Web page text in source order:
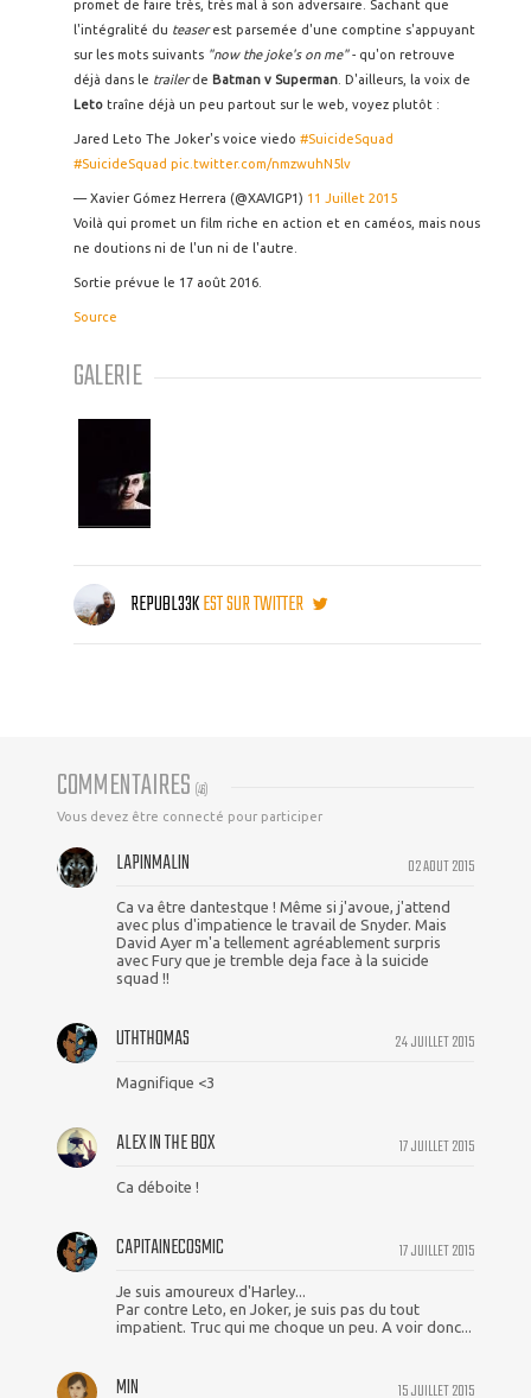
promet de faire très, très mal à son adversaire. Sachant que
l'intégralité du teaserest parsemée d'une comptine s'appuyant
sur les mots suivants "now the joke's on me"- qu'on retrouve
déjà dans le trailerde Batman v Superman . D'ailleurs, la voix de
Leto traîne déjà un peu partout sur le web, voyez plutôt :
Jared Leto The Joker's voice viedo #SuicideSquad
#SuicideSquad pic.twitter.com/nmzwuhN5lv
— Xavier Gómez Herrera (@XAVIGP1) 11 Juillet 2015
Voilà qui promet un film riche en action et en caméos, mais nous
ne doutions ni de l'un ni de l'autre.
Sortie prévue le 17 août 2016.
Source
GALERIE
REPUBL33KEST SUR TWITTER
COMMENTAIRES (46)
Vous devez être connecté pour participer
02 AOUT 2015
LAPINMALIN
Ca va être dantestque ! Même si j'avoue, j'attend
avec plus d'impatience le travail de Snyder. Mais
David Ayer m'a tellement agréablement surpris
avec Fury que je tremble deja face à la suicide
squad !!
24 JUILLET 2015
UTHTHOMAS
Magnifique <3
17 JUILLET 2015
ALEX IN THE BOX
Ca déboite !
17 JUILLET 2015
CAPITAINECOSMIC
Je suis amoureux d'Harley...
Par contre Leto, en Joker, je suis pas du tout
impatient. Truc qui me choque un peu. A voir donc...
15 JUILLET 2015
MIN